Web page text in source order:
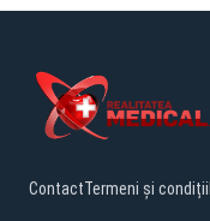
ContactTermeni și condiții